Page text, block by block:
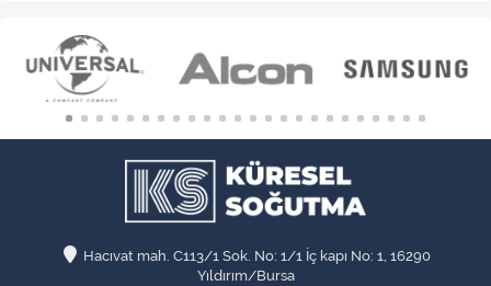
Hacıvat mah. C113/1 Sok. No: 1/1 İç kapı No: 1, 16290
Yıldırım/Bursa